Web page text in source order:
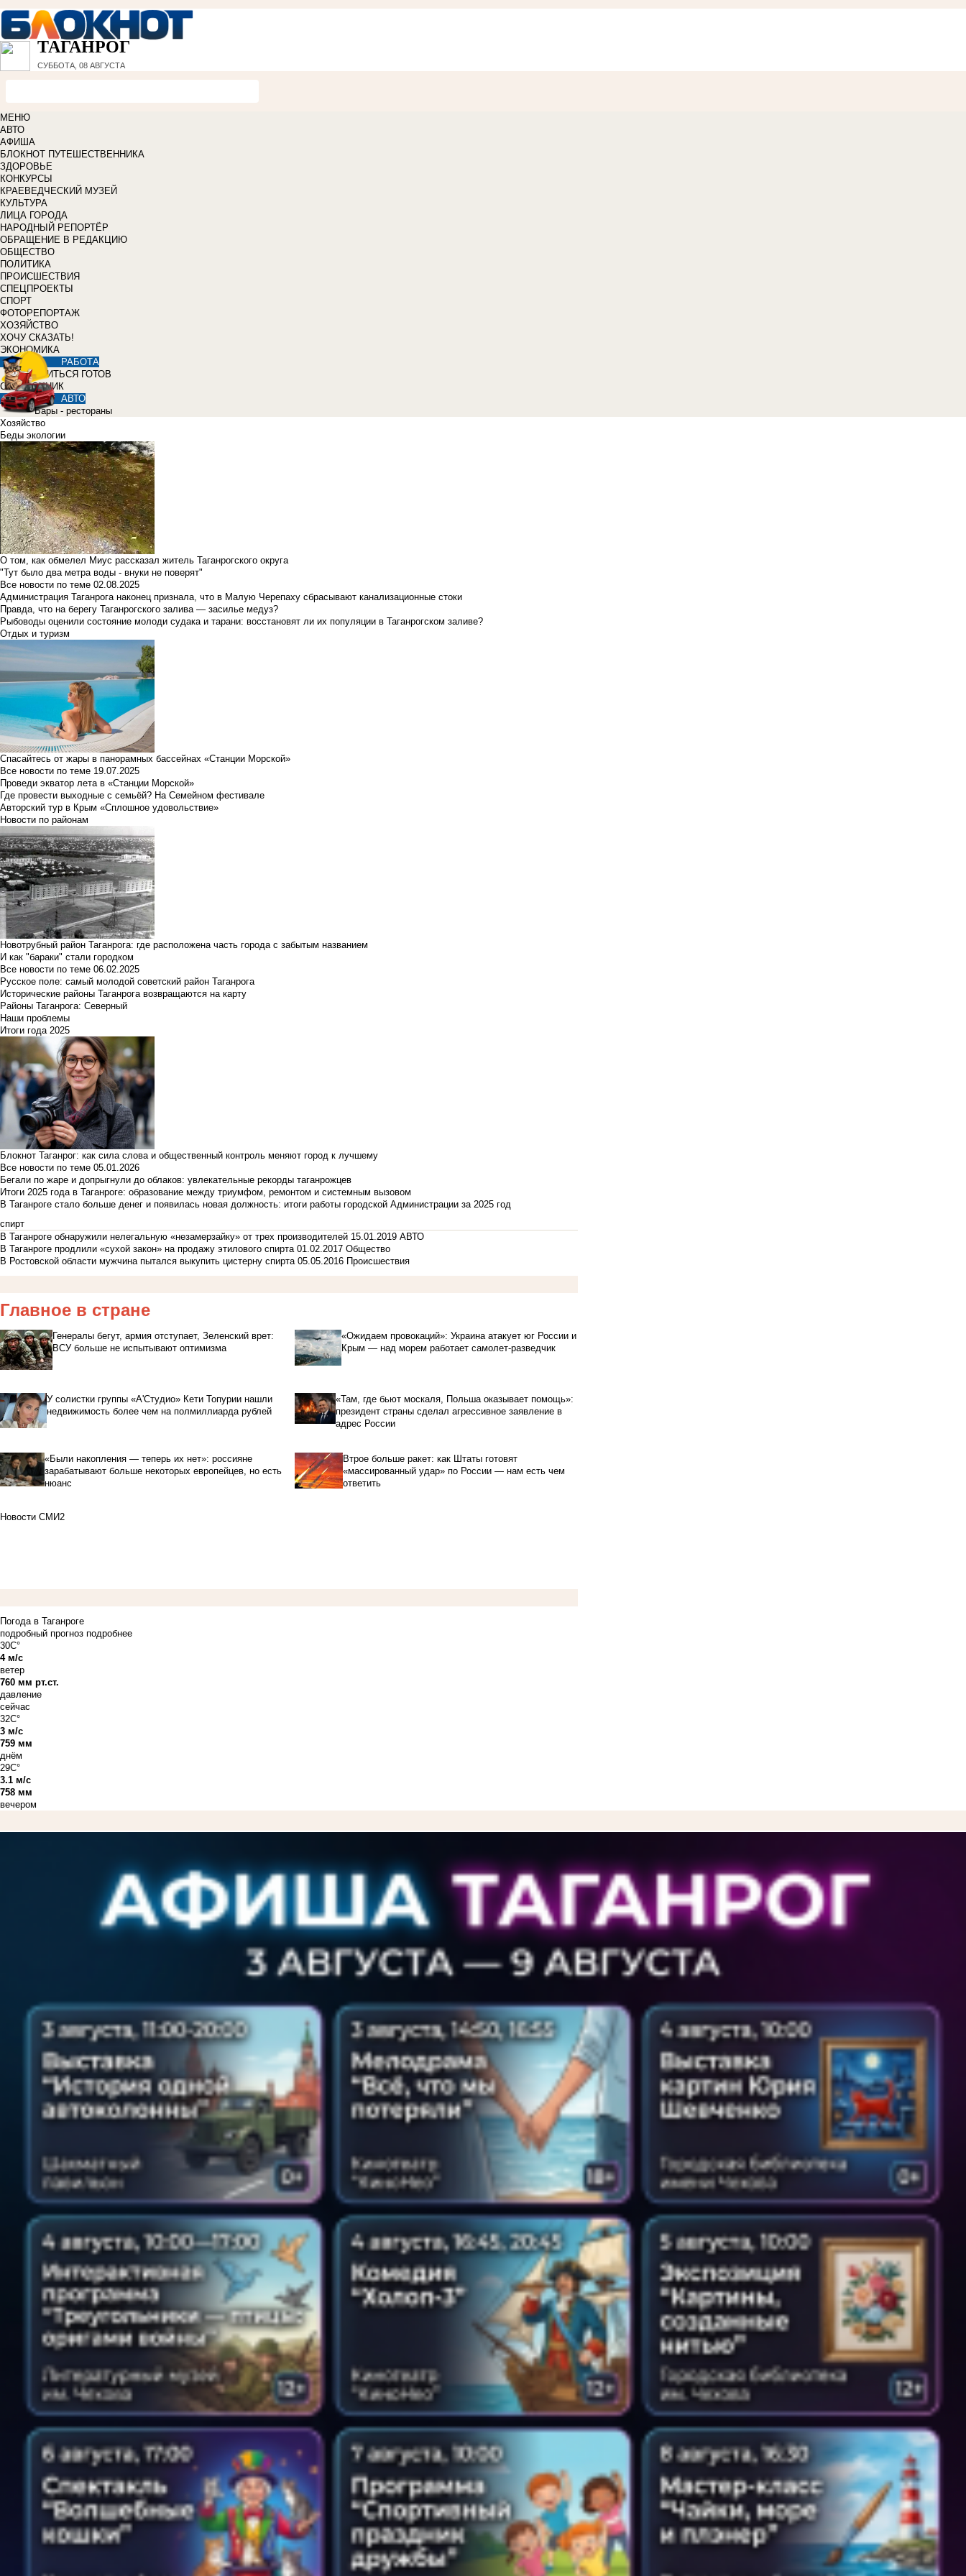
ТАГАНРОГ
СУББОТА, 08 АВГУСТА
МЕНЮ
АВТО
АФИША
БЛОКНОТ ПУТЕШЕСТВЕННИКА
ЗДОРОВЬЕ
КОНКУРСЫ
КРАЕВЕДЧЕСКИЙ МУЗЕЙ
КУЛЬТУРА
ЛИЦА ГОРОДА
НАРОДНЫЙ РЕПОРТЁР
ОБРАЩЕНИЕ В РЕДАКЦИЮ
ОБЩЕСТВО
ПОЛИТИКА
ПРОИСШЕСТВИЯ
СПЕЦПРОЕКТЫ
СПОРТ
ФОТОРЕПОРТАЖ
ХОЗЯЙСТВО
ХОЧУ СКАЗАТЬ!
ЭКОНОМИКА
РАБОТА
УЧИТЬСЯ ГОТОВ
СПРАВОЧНИК
АВТО
Бары - рестораны
Хозяйство
Беды экологии
О том, как обмелел Миус рассказал житель Таганрогского округа
"Тут было два метра воды - внуки не поверят"
Все новости по теме 02.08.2025
Администрация Таганрога наконец признала, что в Малую Черепаху сбрасывают канализационные стоки
Правда, что на берегу Таганрогского залива — засилье медуз?
Рыбоводы оценили состояние молоди судака и тарани: восстановят ли их популяции в Таганрогском заливе?
Отдых и туризм
Спасайтесь от жары в панорамных бассейнах «Станции Морской»
Все новости по теме 19.07.2025
Проведи экватор лета в «Станции Морской»
Где провести выходные с семьёй? На Семейном фестивале
Авторский тур в Крым «Сплошное удовольствие»
Новости по районам
Новотрубный район Таганрога: где расположена часть города с забытым названием
И как "бараки" стали городком
Все новости по теме 06.02.2025
Русское поле: самый молодой советский район Таганрога
Исторические районы Таганрога возвращаются на карту
Районы Таганрога: Северный
Наши проблемы
Итоги года 2025
Блокнот Таганрог: как сила слова и общественный контроль меняют город к лучшему
Все новости по теме 05.01.2026
Бегали по жаре и допрыгнули до облаков: увлекательные рекорды таганрожцев
Итоги 2025 года в Таганроге: образование между триумфом, ремонтом и системным вызовом
В Таганроге стало больше денег и появилась новая должность: итоги работы городской Администрации за 2025 год
спирт
В Таганроге обнаружили нелегальную «незамерзайку» от трех производителей 15.01.2019 АВТО
В Таганроге продлили «сухой закон» на продажу этилового спирта 01.02.2017 Общество
В Ростовской области мужчина пытался выкупить цистерну спирта 05.05.2016 Происшествия
Главное в стране
Генералы бегут, армия отступает, Зеленский врет:
ВСУ больше не испытывают оптимизма
«Ожидаем провокаций»: Украина атакует юг России и
Крым — над морем работает самолет-разведчик
У солистки группы «А'Студио» Кети Топурии нашли
недвижимость более чем на полмиллиарда рублей
«Там, где бьют москаля, Польша оказывает помощь»:
президент страны сделал агрессивное заявление в
адрес России
«Были накопления — теперь их нет»: россияне
зарабатывают больше некоторых европейцев, но есть
нюанс
Втрое больше ракет: как Штаты готовят
«массированный удар» по России — нам есть чем
ответить
Новости СМИ2
Погода в Таганроге
подробный прогноз подробнее
30C°
4 м/с
ветер
760 мм рт.ст.
давление
сейчас
32C°
3 м/с
759 мм
днём
29C°
3.1 м/с
758 мм
вечером